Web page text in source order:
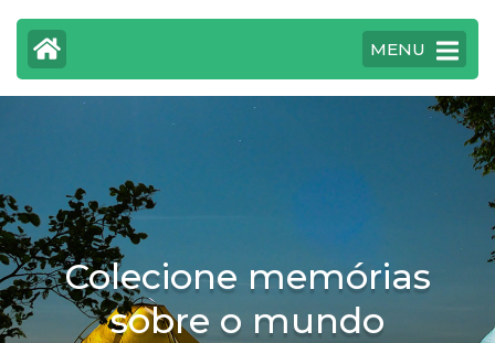
MENU
Colecione memórias
sobre o mundo